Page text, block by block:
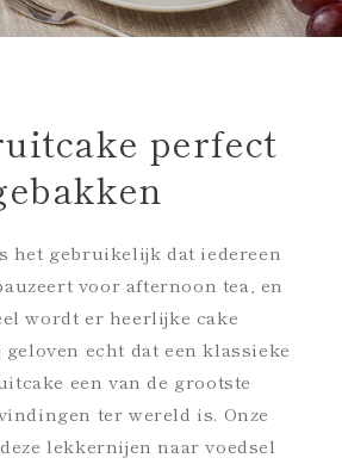
perfect
het gebruikelijk dat iedereen
voor afternoon tea, en
wordt er heerlijke cake
geloven echt dat een klassieke
een van de grootste
ter wereld is. Onze
lekkernijen naar voedsel